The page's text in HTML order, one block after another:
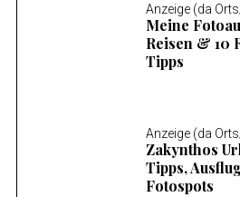
Anzeige (da
Meine
Reisen & 10
Tipps
Anzeige (da
Zakynthos
Tipps,
Fotospots